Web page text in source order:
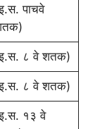
पाचवे
८ वे शतक)
८ वे शतक)
१३ वे